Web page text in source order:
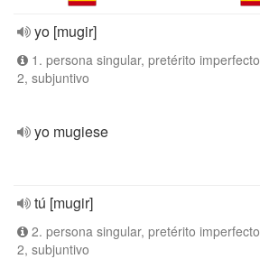
yo [mugir]
1. persona singular, pretérito imperfecto
2, subjuntivo
yo mugiese
tú [mugir]
2. persona singular, pretérito imperfecto
2, subjuntivo